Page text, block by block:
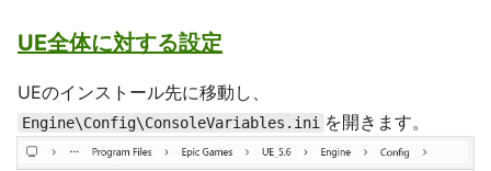
UE全体に対する設定
UEのインストール先に移動し、
Engine\Config\ConsoleVariables.ini を開きます。